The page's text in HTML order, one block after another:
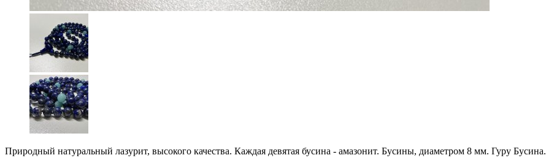
Природный натуральный лазурит, высокого качества. Каждая девятая бусина - амазонит. Бусины, диаметром 8 мм. Гуру Бусина.